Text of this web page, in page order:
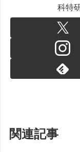
科特
関連記事